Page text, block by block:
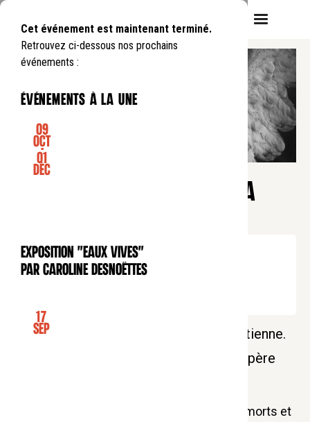
Cet événement est maintenant terminé.
Retrouvez ci-dessous nos prochains
événements :
événements à la une
EXPOSITION
09
Oct
-
01
Déc
Exposition "Eaux Vives"
par Caroline Desnoëttes
17
Sep
CONFÉRENCE
L’IMMORTALITÉ DE L’ÂME ET LA
Mardi18
.
03de19:30à21:00
Tarif normal : 10€
La mort en question : l'espérance chrétienne.
L'heure du soir des Bernardins avec le père
Cette séance étudiera la résurrection des morts et